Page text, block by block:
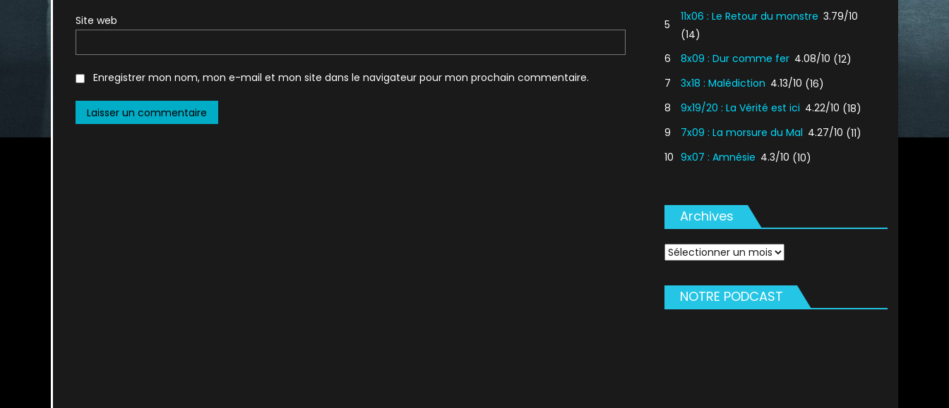
Site web
Enregistrer mon nom, mon e-mail et mon site dans le navigateur pour mon prochain commentaire.
5
11x06 : Le Retour du monstre 3.79/10
(14)
6
8x09 : Dur comme fer 4.08/10 (12)
7
3x18 : Malédiction 4.13/10 (16)
8
9x19/20 : La Vérité est ici 4.22/10 (18)
9
7x09 : La morsure du Mal 4.27/10 (11)
10 9x07 : Amnésie 4.3/10 (10)
Archives
Archives
NOTRE PODCAST